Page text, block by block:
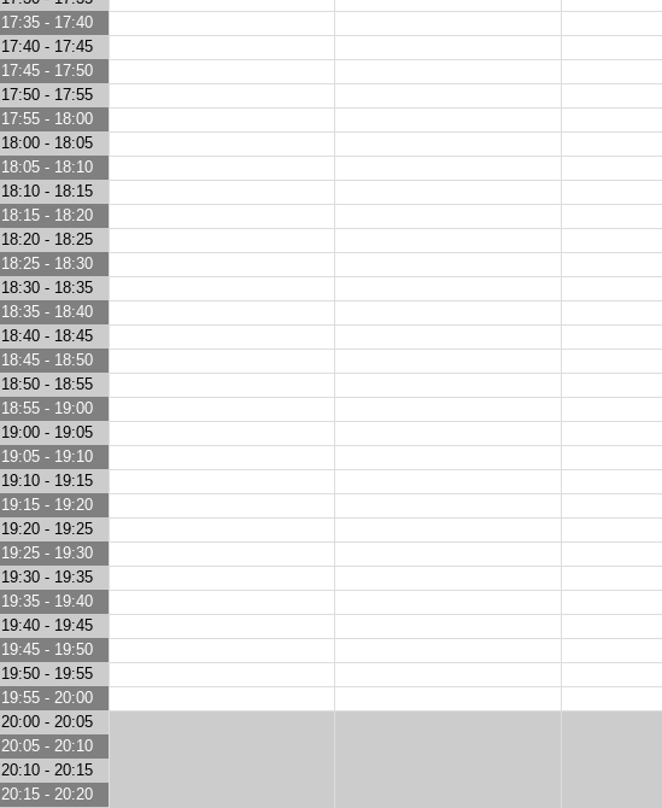
17:35 - 17:40
17:40 - 17:45
17:45 - 17:50
17:50 - 17:55
17:55 - 18:00
18:00 - 18:05
18:05 - 18:10
18:10 - 18:15
18:15 - 18:20
18:20 - 18:25
18:25 - 18:30
18:30 - 18:35
18:35 - 18:40
18:40 - 18:45
18:45 - 18:50
18:50 - 18:55
18:55 - 19:00
19:00 - 19:05
19:05 - 19:10
19:10 - 19:15
19:15 - 19:20
19:20 - 19:25
19:25 - 19:30
19:30 - 19:35
19:35 - 19:40
19:40 - 19:45
19:45 - 19:50
19:50 - 19:55
19:55 - 20:00
20:00 - 20:05
20:05 - 20:10
20:10 - 20:15
20:15 - 20:20